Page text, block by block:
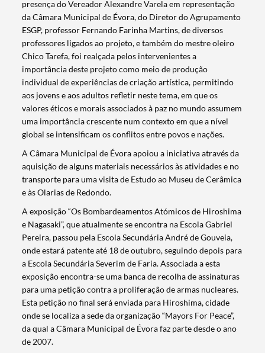
Search term
Categories
presença do Vereador Alexandre Varela em representação
da Câmara Municipal de Évora, do Diretor do Agrupamento
ESGP, professor Fernando Farinha Martins, de diversos
professores ligados ao projeto, e também do mestre oleiro
Chico Tarefa, foi realçada pelos intervenientes a
importância deste projeto como meio de produção
individual de experiências de criação artística, permitindo
aos jovens e aos adultos refletir neste tema, em que os
valores éticos e morais associados à paz no mundo assumem
uma importância crescente num contexto em que a nível
global se intensificam os conflitos entre povos e nações.
A Câmara Municipal de Évora apoiou a iniciativa através da
aquisição de alguns materiais necessários às atividades e no
transporte para uma visita de Estudo ao Museu de Cerâmica
e às Olarias de Redondo.
A exposição “Os Bombardeamentos Atómicos de Hiroshima
e Nagasaki”, que atualmente se encontra na Escola Gabriel
Pereira, passou pela Escola Secundária André de Gouveia,
onde estará patente até 18 de outubro, seguindo depois para
a Escola Secundária Severim de Faria. Associada a esta
exposição encontra-se uma banca de recolha de assinaturas
para uma petição contra a proliferação de armas nucleares.
Esta petição no final será enviada para Hiroshima, cidade
onde se localiza a sede da organização “Mayors For Peace”,
da qual a Câmara Municipal de Évora faz parte desde o ano
de 2007.